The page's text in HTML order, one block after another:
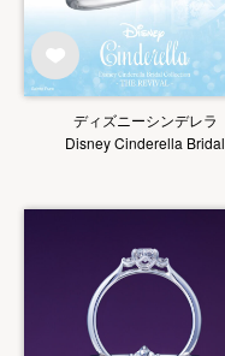
ディズニーシンデレラ
Disney Cinderella Bridal